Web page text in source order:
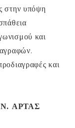
στην υπόψη
και
και
ΑΡΤΑΣ